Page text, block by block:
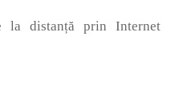
la distanță prin Internet